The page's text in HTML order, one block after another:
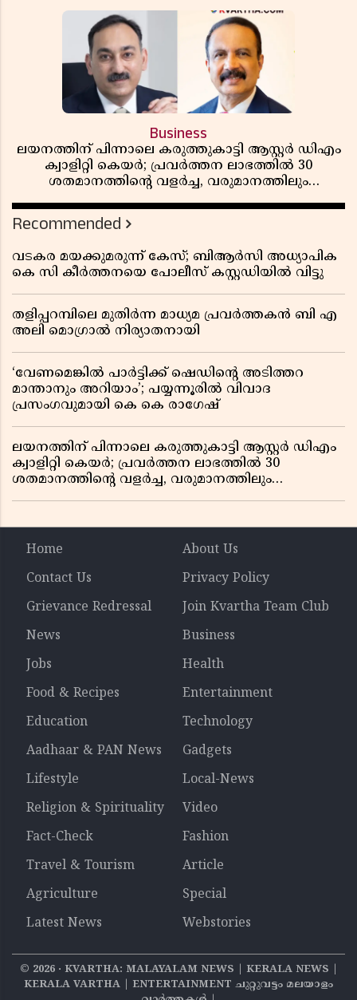
Business
ലയനത്തിന് പിന്നാലെ കരുത്തുകാട്ടി ആസ്റ്റർ ഡിഎം
ക്വാളിറ്റി കെയർ; പ്രവർത്തന ലാഭത്തിൽ 30
ശതമാനത്തിൻ്റെ വളർച്ച, വരുമാനത്തിലും
റിപ്പോർട്ട് പുറത്ത്
Recommended
വടകര മയക്കുമരുന്ന് കേസ്; ബിആർസി അധ്യാപിക
കെ സി കീർത്തനയെ പോലീസ് കസ്റ്റഡിയിൽ വിട്ടു
തളിപ്പറമ്പിലെ മുതിർന്ന മാധ്യമ പ്രവർത്തകൻ ബി എ
അലി മൊഗ്രാൽ നിര്യാതനായി
‘വേണമെങ്കിൽ പാർട്ടിക്ക് ഷെഡിൻ്റെ അടിത്തറ
മാന്താനും അറിയാം’; പയ്യന്നൂരിൽ വിവാദ
പ്രസംഗവുമായി കെ കെ രാഗേഷ്
ലയനത്തിന് പിന്നാലെ കരുത്തുകാട്ടി ആസ്റ്റർ ഡിഎം
ക്വാളിറ്റി കെയർ; പ്രവർത്തന ലാഭത്തിൽ 30
ശതമാനത്തിൻ്റെ വളർച്ച, വരുമാനത്തിലും
Home
About Us
Contact Us
Privacy Policy
Grievance Redressal
Join Kvartha Team Club
News
Business
Jobs
Health
Food & Recipes
Entertainment
Education
Technology
Aadhaar & PAN News
Gadgets
Lifestyle
Local-News
Religion & Spirituality
Video
Fact-Check
Fashion
Travel & Tourism
Article
Agriculture
Special
Latest News
Webstories
© 2026‧ KVARTHA: MALAYALAM NEWS | KERALA NEWS |
KERALA VARTHA | ENTERTAINMENT ചുറ്റുവട്ടം മലയാളം